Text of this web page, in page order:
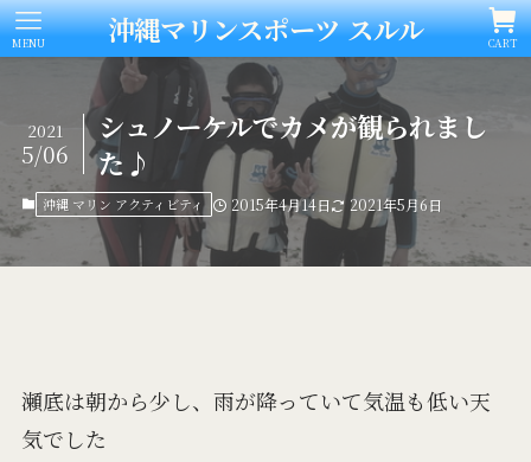
沖縄マリンスポーツ スルル CART
MENU
シュノーケルでカメが観られまし
た♪
2021
5/06
沖縄 マリン アクティビティ 2015年4月14日 2021年5月6日
瀬底は朝から少し、雨が降っていて気温も低い天
気でした